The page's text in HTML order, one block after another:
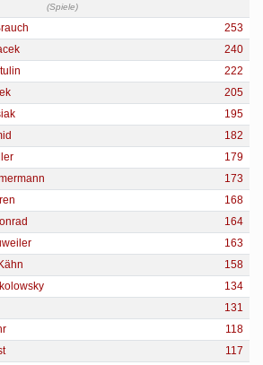
(Spiele)
253
240
222
205
195
182
179
173
168
164
163
158
134
131
118
117